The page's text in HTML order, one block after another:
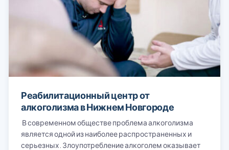
Реабилитационный центр от
алкоголизма в Нижнем Новгороде
В современном обществе проблема алкоголизма
является одной из наиболее распространенных и
серьезных. Злоупотребление алкоголем оказывает